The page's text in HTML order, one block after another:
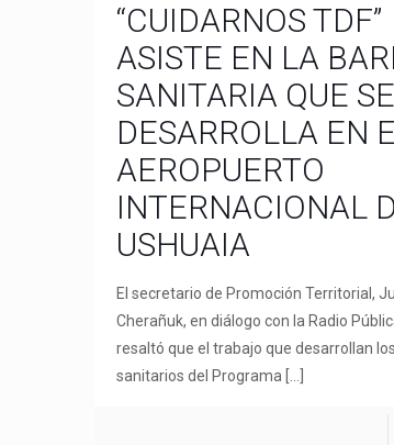
“CUIDARNOS TDF”
ASISTE EN LA
SANITARIA QUE SE
DESARROLLA EN
AEROPUERTO
INTERNACIONAL
USHUAIA
El secretario de Promoción Territorial,
Cherañuk, en diálogo con la Radio
resaltó que el trabajo que desarrollan
sanitarios del Programa